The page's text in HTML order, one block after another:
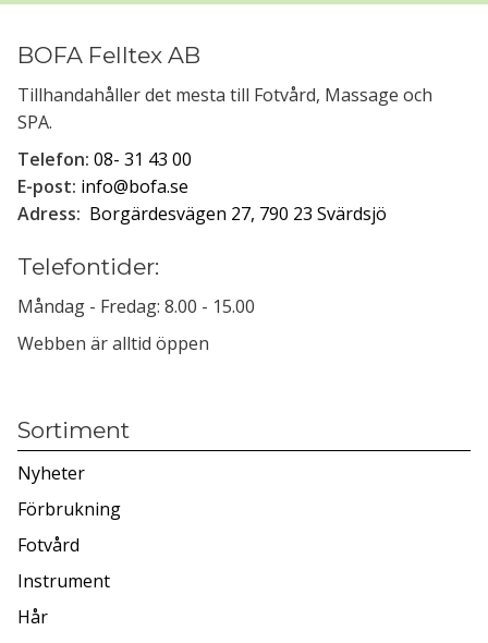
BOFA Felltex AB
Tillhandahåller det mesta till Fotvård, Massage och
SPA.
Telefon: 08- 31 43 00
E-post: info@bofa.se
Adress: Borgärdesvägen 27, 790 23 Svärdsjö
Telefontider:
Måndag - Fredag: 8.00 - 15.00
Webben är alltid öppen
Sortiment
Nyheter
Förbrukning
Fotvård
Instrument
Hår